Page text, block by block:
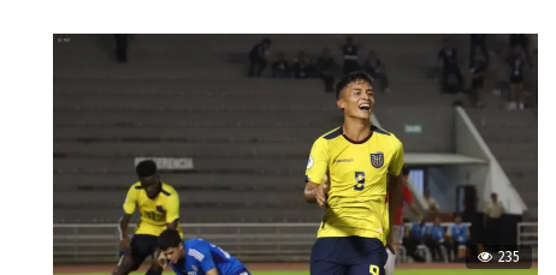
235